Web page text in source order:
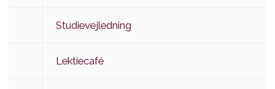
Studievejledning
Lektiecafé